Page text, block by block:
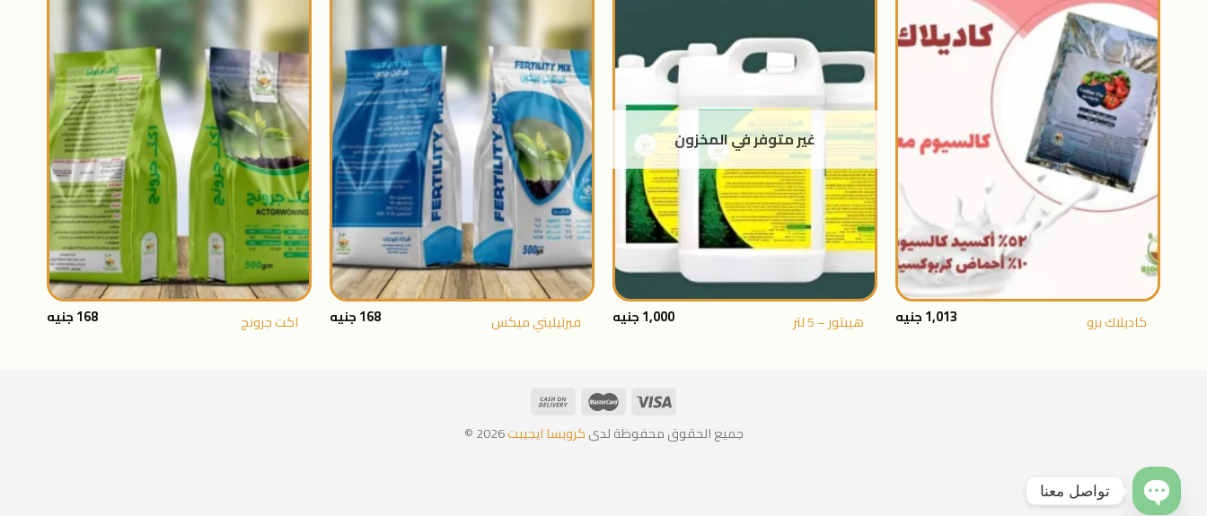
كاديلاك برو 1,013جنيه
اضافة
المفضلة
غير متوفر في المخزون
هيبتور – 5 لتر 1,000جنيه
اضافة
الى
المنتجات
المفضلة
+
فيرتيليتي ميكس 168جنيه
اضافة
الى
المنتجات
المفضلة
+
اكت جرونج 168جنيه
جميع الحقوق محفوظة لدىكروبسا ايجيبت2026 ©
تواصل معنا